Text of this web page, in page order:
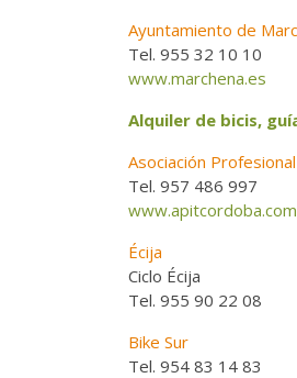
Ayuntamiento de
Tel. 955 32 10 10
www.marchena.es
Alquiler de bicis,
Asociación
Tel. 957 486 997
www.apitcordoba.com
Écija
Ciclo Écija
Tel. 955 90 22 08
Bike Sur
Tel. 954 83 14 83